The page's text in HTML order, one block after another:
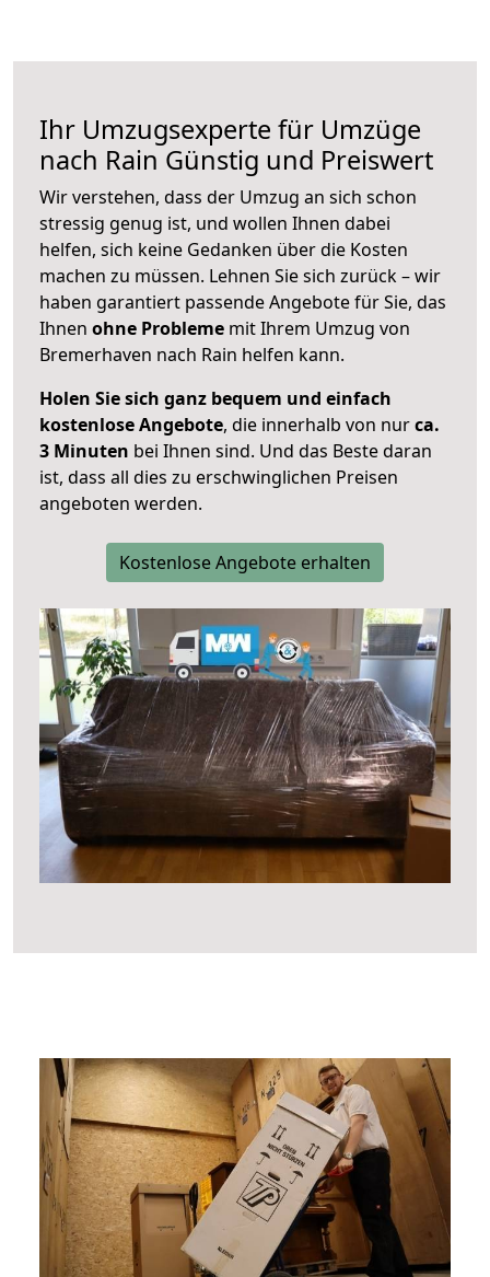
Ihr Umzugsexperte für Umzüge
nach Rain Günstig und Preiswert
Wir verstehen, dass der Umzug an sich schon
stressig genug ist, und wollen Ihnen dabei
helfen, sich keine Gedanken über die Kosten
machen zu müssen. Lehnen Sie sich zurück – wir
haben garantiert passende Angebote für Sie, das
Ihnen ohne Probleme mit Ihrem Umzug von
Bremerhaven nach Rain helfen kann.
Holen Sie sich ganz bequem und einfach
kostenlose Angebote, die innerhalb von nurca.
3 Minuten bei Ihnen sind. Und das Beste daran
ist, dass all dies zu erschwinglichen Preisen
angeboten werden.
Kostenlose Angebote erhalten